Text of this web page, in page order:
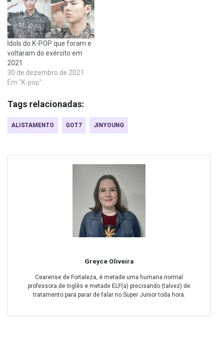
Idols do K-POP que foram e
voltaram do exército em
2021
30 de dezembro de 2021
Em "K-pop"
Tags relacionadas:
ALISTAMENTO GOT7 JINYOUNG
Greyce Oliveira
Cearense de Fortaleza, é metade uma humana normal
professora de Inglês e metade ELF(a) precisando (talvez) de
tratamento para parar de falar no Super Junior toda hora.